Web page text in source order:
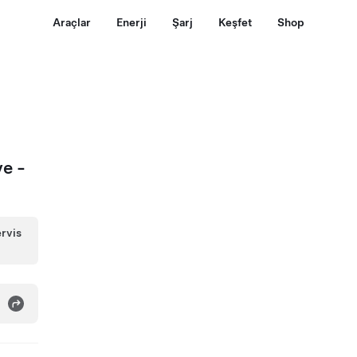
Araçlar Enerji Şarj Keşfet Shop
-